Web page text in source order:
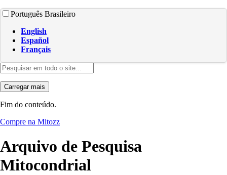
Português Brasileiro
English
Español
Français
Carregar mais
Fim do conteúdo.
Compre na Mitozz
Arquivo de Pesquisa
Mitocondrial